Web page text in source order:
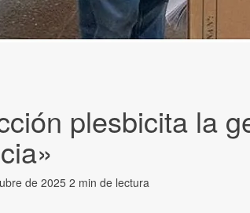
plesbicita la
de 2025 2 min de lectura